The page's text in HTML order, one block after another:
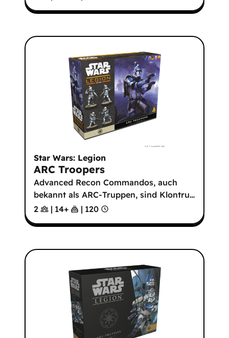
Star Wars: Legion
ARC Troopers
Advanced Recon Commandos, auch
bekannt als ARC-Truppen, sind Klontru…
2
| 14+ | 120